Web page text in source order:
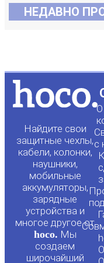
НЕДАВНО
Найдите свои
защитные чехлы,
кабели, колонки,
наушники,
мобильные
аккумуляторы,
зарядные
устройства и
многое другое от
hoco. Мы
создаем
широчайший
О
с